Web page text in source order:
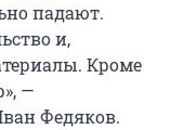
падают.
и,
Кроме
—
Федяков.